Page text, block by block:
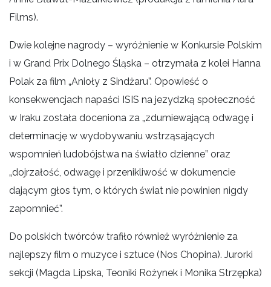
Films).
Dwie kolejne nagrody – wyróżnienie w Konkursie Polskim
i w Grand Prix Dolnego Śląska – otrzymała z kolei Hanna
Polak za film „Anioły z Sindżaru”. Opowieść o
konsekwencjach napaści ISIS na jezydzką społeczność
w Iraku została doceniona za „zdumiewającą odwagę i
determinację w wydobywaniu wstrząsających
wspomnień ludobójstwa na światło dzienne” oraz
„dojrzałość, odwagę i przenikliwość w dokumencie
dającym głos tym, o których świat nie powinien nigdy
zapomnieć”.
Do polskich twórców trafiło również wyróżnienie za
najlepszy film o muzyce i sztuce (Nos Chopina). Jurorki
sekcji (Magda Lipska, Teoniki Rożynek i Monika Strzępka)